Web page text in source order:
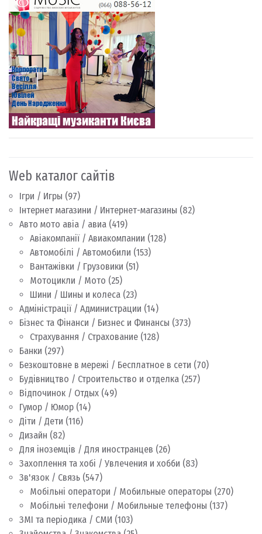
Web каталог сайтів
Ігри / Игры (97)
Інтернет магазини / Интернет-магазины (82)
Авто мото авіа / авиа (419)
Авіакомпанії / Авиакомпании (128)
Автомобілі / Автомобили (153)
Вантажівки / Грузовики (51)
Мотоцикли / Мото (25)
Шини / Шины и колеса (23)
Адміністрації / Администрации (14)
Бізнес та Фінанси / Бизнес и Финансы (373)
Страхування / Страхование (128)
Банки (297)
Безкоштовне в мережі / Бесплатное в сети (70)
Будівництво / Строительство и отделка (257)
Відпочинок / Отдых (49)
Гумор / Юмор (14)
Діти / Дети (116)
Дизайн (82)
Для іноземців / Для иностранцев (26)
Захоплення та хобі / Увлечения и хобби (83)
Зв'язок / Связь (547)
Мобільні оператори / Мобильные операторы (270)
Мобільні телефони / Мобильные телефоны (137)
ЗМІ та періодика / СМИ (103)